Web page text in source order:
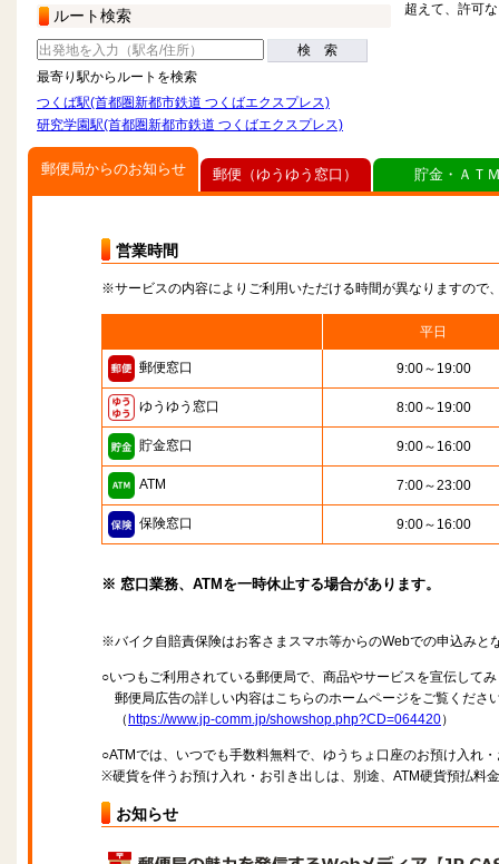
ルート検索
検 索
最寄り駅からルートを検索
つくば駅(首都圏新都市鉄道 つくばエクスプレス)
研究学園駅(首都圏新都市鉄道 つくばエクスプレス)
超えて、許可
郵便局からのお知らせ
営業時間
※サービスの内容によりご利用いただける時間が異なりますので
平日
郵便窓口 9:00～19:00
ゆうゆう窓口 8:00～19:00
貯金窓口 9:00～16:00
ATM 7:00～23:00
保険窓口 9:00～16:00
※ 窓口業務、ATMを一時休止する場合があります。
※バイク自賠責保険はお客さまスマホ等からのWebでの申込みと
○いつもご利用されている郵便局で、商品やサービスを宣伝して
郵便局広告の詳しい内容はこちらのホームページをご覧くださ
（ https://www.jp-comm.jp/showshop.php?CD=064420）
○ATMでは、いつでも手数料無料で、ゆうちょ口座のお預け入れ
※硬貨を伴うお預け入れ・お引き出しは、別途、ATM硬貨預払料
お知らせ
郵便（ゆうゆう窓口） 貯金・ＡＴ